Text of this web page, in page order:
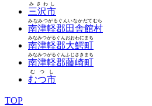
三沢市
みさわし
南津軽郡田舎館村
みなみつがるぐんいなかだてむら
南津軽郡大鰐町
みなみつがるぐんおおわにまち
南津軽郡藤崎町
みなみつがるぐんふじさきまち
むつ市
むつし
TOP